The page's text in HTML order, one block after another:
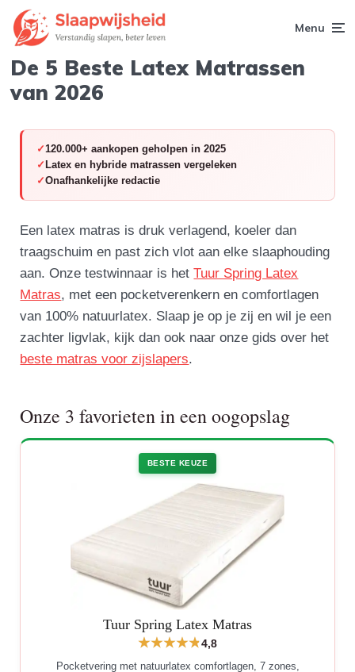
Menu
De 5 Beste Latex Matrassen
van 2026
120.000+ aankopen geholpen in 2025
Latex en hybride matrassen vergeleken
Onafhankelijke redactie
Een latex matras is druk verlagend, koeler dan
traagschuim en past zich vlot aan elke slaaphouding
aan. Onze testwinnaar is hetTuur Spring Latex
Matras, met een pocketverenkern en comfortlagen
van 100% natuurlatex. Slaap je op je zij en wil je een
zachter ligvlak, kijk dan ook naar onze gids over het
beste matras voor zijslapers.
Onze 3 favorieten in een oogopslag
BESTE KEUZE
Tuur Spring Latex Matras
4,8
Pocketvering met natuurlatex comfortlagen, 7 zones,